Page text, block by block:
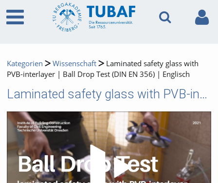
Kategorien Wissenschaft
Laminated safety glass with
PVB-interlayer | Ball Drop Test (DIN EN 356) | Englisch
Laminated safety glass with PVB-interlayer | Ball Drop Test (DIN EN 356) | Englisch